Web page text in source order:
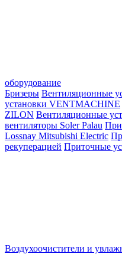
оборудование
Бризеры Вентиляционные
установки VENTMACHINE
ZILON Вентиляционные
вентиляторы Soler Palau
Lossnay Mitsubishi Electric
рекуперацией Приточные
Воздухоочистители и